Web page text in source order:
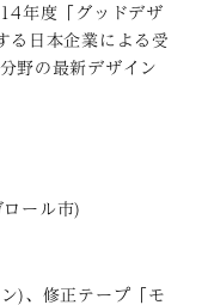
年度「グッドデザ
る日本企業による受
野の最新デザイン
ール市)
)、修正テープ「モ